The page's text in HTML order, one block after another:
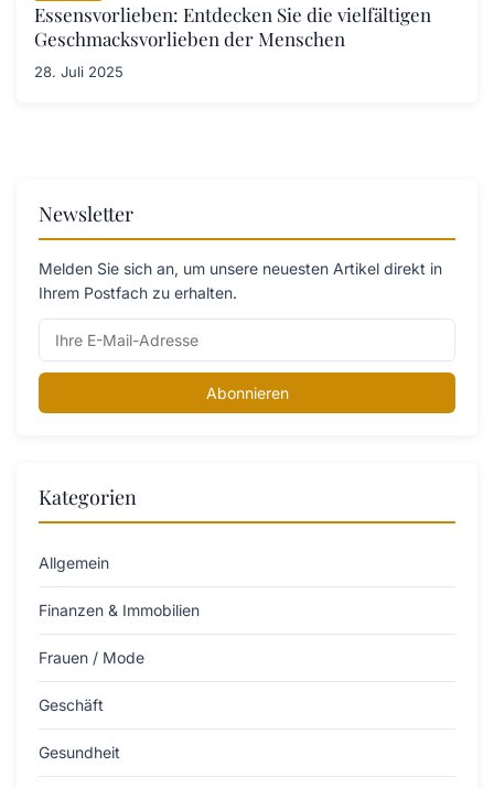
Essensvorlieben: Entdecken Sie die vielfältigen
Geschmacksvorlieben der Menschen
28. Juli 2025
Newsletter
Melden Sie sich an, um unsere neuesten Artikel direkt in
Ihrem Postfach zu erhalten.
Abonnieren
Kategorien
Allgemein
Finanzen & Immobilien
Frauen / Mode
Geschäft
Gesundheit